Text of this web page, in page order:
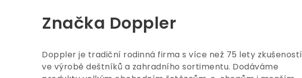
Značka Doppler
Doppler je tradiční rodinná firma s více než 75 lety zkušeností
ve výrobě deštníků a zahradního sortimentu. Dodáváme